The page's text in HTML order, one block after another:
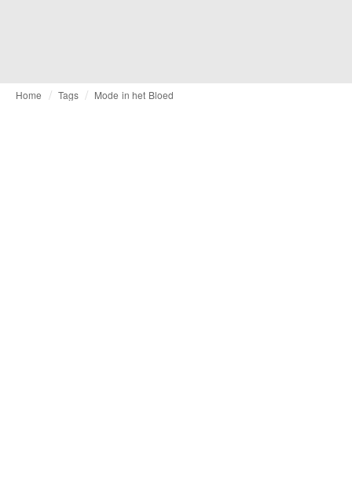
Home Tags Mode in het Bloed